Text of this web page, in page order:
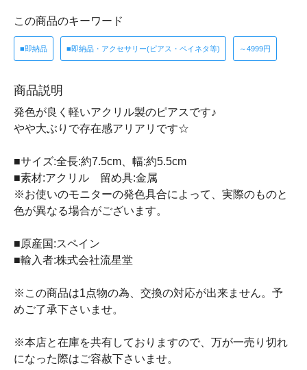
この商品のキーワード
■即納品 ■即納品・アクセサリー(ピアス・ペイネタ等) ～4999円
商品説明
発色が良く軽いアクリル製のピアスです♪
やや大ぶりで存在感アリアリです☆
■サイズ:全長:約7.5cm、幅:約5.5cm
■素材:アクリル 留め具:金属
※お使いのモニターの発色具合によって、実際のものと
色が異なる場合がございます。
■原産国:スペイン
■輸入者:株式会社流星堂
※この商品は1点物の為、交換の対応が出来ません。予
めご了承下さいませ。
※本店と在庫を共有しておりますので、万が一売り切れ
になった際はご容赦下さいませ。